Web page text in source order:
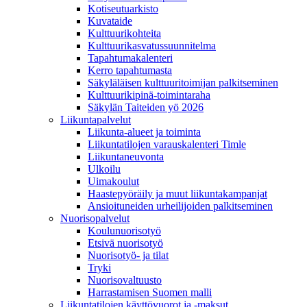
Kotiseutuarkisto
Kuvataide
Kulttuurikohteita
Kulttuurikasvatussuunnitelma
Tapahtumakalenteri
Kerro tapahtumasta
Säkyläläisen kulttuuritoimijan palkitseminen
Kulttuurikipinä-toimintaraha
Säkylän Taiteiden yö 2026
Liikuntapalvelut
Liikunta-alueet ja toiminta
Liikuntatilojen varauskalenteri Timle
Liikuntaneuvonta
Ulkoilu
Uimakoulut
Haastepyöräily ja muut liikuntakampanjat
Ansioituneiden urheilijoiden palkitseminen
Nuorisopalvelut
Koulunuorisotyö
Etsivä nuorisotyö
Nuorisotyö- ja tilat
Tryki
Nuorisovaltuusto
Harrastamisen Suomen malli
Liikuntatilojen käyttövuorot ja -maksut